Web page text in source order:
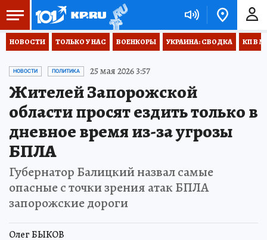
НОВОСТИ ТОЛЬКО У НАС ВОЕНКОРЫ УКРАИНА: СВОДКА КП В
НОВОСТИ ПОЛИТИКА 25 мая 2026 3:57
Жителей Запорожской
области просят ездить только в
дневное время из-за угрозы
БПЛА
Губернатор Балицкий назвал самые
опасные с точки зрения атак БПЛА
запорожские дороги
Олег БЫКОВ